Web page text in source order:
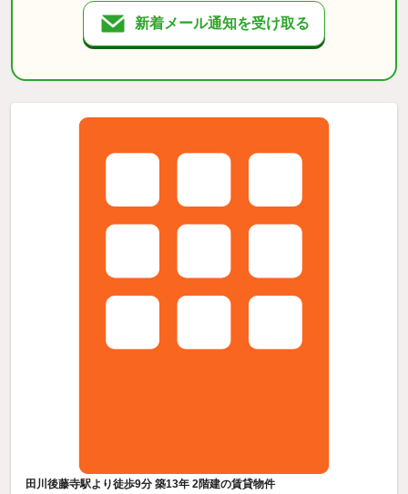
新着メール通知を受け取る
田川後藤寺駅より徒歩9分 築13年 2階建の賃貸物件